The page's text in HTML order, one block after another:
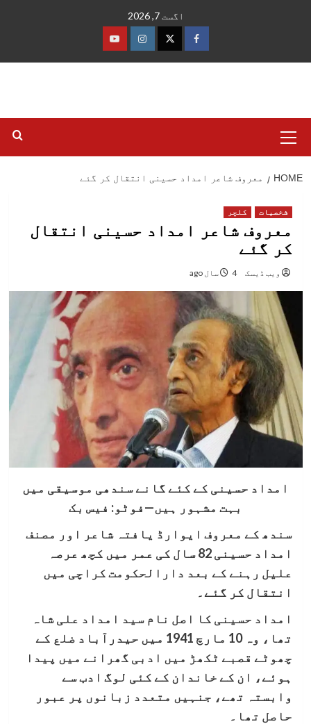
اگست 7, 2026
فیس
ٹوئٹرانسٹاگرام
یوٹیوب
Menu
HOME معروف شاعر امداد حسینی انتقال کر گئے
شخصیات کلچر
معروف شاعر امداد حسینی انتقال
کر گئے
ویب ڈیسک 4 سال ago
امداد حسینی کے کئے گانے سندھی موسیقی میں
بہت مشہور ہیں—فوٹو: فیس بک
سندھ کے معروف ایوارڈ یافتہ شاعر اور مصنف
امداد حسینی 82 سال کی عمر میں کچھ عرصہ
علیل رہنے کے بعد دارالحکومت کراچی میں
انتقال کر گئے۔
امداد حسینی کا اصل نام سید امداد علی شاہ
تھا، وہ 10 مارچ 1941 میں حیدرآباد ضلع کے
چھوٹے قصبے ٹکھڑ میں ادبی گھرانے میں پیدا
ہوئے، ان کے خاندان کے کئی لوگ ادب سے
وابستہ تھے، جنہیں متعدد زبانوں پر عبور
حاصل تھا۔